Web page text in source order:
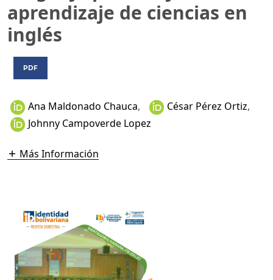
aprendizaje de ciencias en
inglés
PDF
Ana Maldonado Chauca, César Pérez Ortiz,
Johnny Campoverde Lopez
Más Información